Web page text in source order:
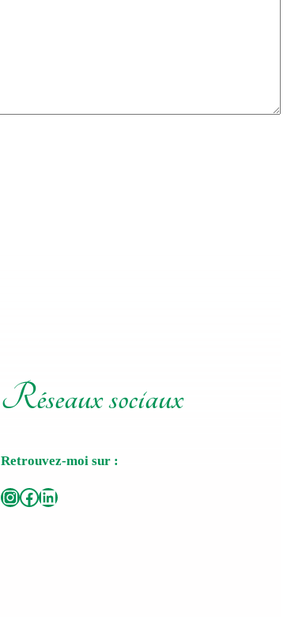
Réseaux sociaux
Retrouvez-moi sur :
InstagramFacebook LinkedIn